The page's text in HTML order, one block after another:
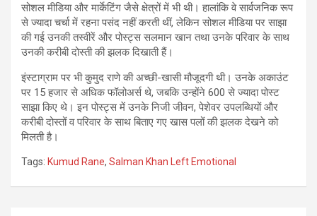
सोशल मीडिया और मार्केटिंग जैसे क्षेत्रों में भी थी। हालांकि वे सार्वजनिक रूप
से ज्यादा चर्चा में रहना पसंद नहीं करती थीं, लेकिन सोशल मीडिया पर साझा
की गई उनकी तस्वीरें और पोस्ट्स सलमान खान तथा उनके परिवार के साथ
उनकी करीबी दोस्ती की झलक दिखाती हैं।
इंस्टाग्राम पर भी कुमुद राणे की अच्छी-खासी मौजूदगी थी। उनके अकाउंट
पर 15 हजार से अधिक फॉलोअर्स थे, जबकि उन्होंने 600 से ज्यादा पोस्ट
साझा किए थे। इन पोस्ट्स में उनके निजी जीवन, पेशेवर उपलब्धियों और
करीबी दोस्तों व परिवार के साथ बिताए गए खास पलों की झलक देखने को
मिलती है।
Tags: Kumud Rane, Salman Khan Left Emotional